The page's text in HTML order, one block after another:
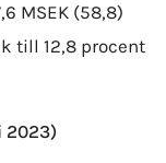
MSEK (58,8)
till 12,8 procent
2023)